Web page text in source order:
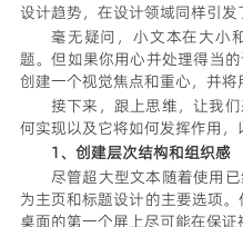
设计趋势，在设计领域同样引发
毫无疑问，小文本在大小
题。但如果你用心并处理得当
创建一个视觉焦点和重心，并将
接下来，跟上思维，让我
何实现以及它将如何发挥作用，
1、创建层次结构和组织感
尽管超大型文本随着使用
为主页和标题设计的主要选项
桌面的第一个屏上尽可能在保